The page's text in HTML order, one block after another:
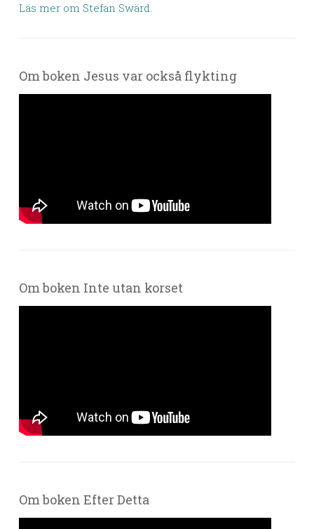
Läs mer om Stefan Swärd.
Om boken Jesus var också flykting
Om boken Inte utan korset
Om boken Efter Detta